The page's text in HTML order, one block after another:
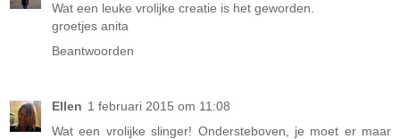
Wat een leuke vrolijke creatie is het geworden.
groetjes anita
Beantwoorden
Ellen 1 februari 2015 om 11:08
Wat een vrolijke slinger! Ondersteboven, je moet er maar